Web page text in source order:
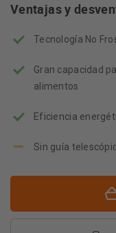
herramienta
ahorro
Youreko.
Ventajas y
Tecnología No
Gran capacidad
alimentos
Eficiencia
Sin guía